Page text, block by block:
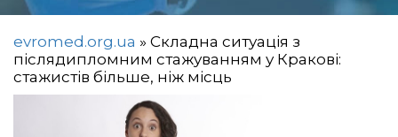
evromed.org.ua » Складна ситуація з
післядипломним стажуванням у Кракові:
стажистів більше, ніж місць